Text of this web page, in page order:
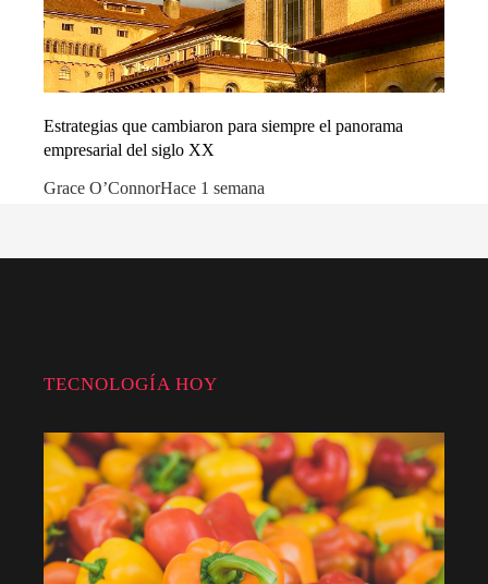
Estrategias que cambiaron para siempre el panorama
empresarial del siglo XX
Grace O’ConnorHace 1 semana
TECNOLOGÍA HOY